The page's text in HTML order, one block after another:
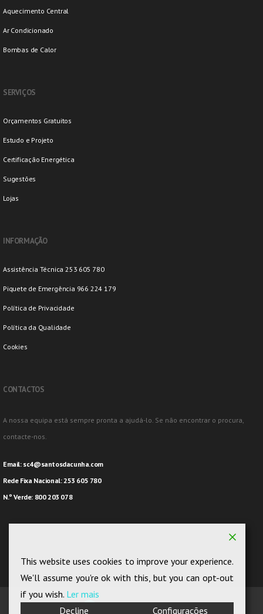
Aquecimento Central
Ar Condicionado
Bombas de Calor
SERVIÇOS
Orçamentos Gratuitos
Estudo e Projeto
Certificação Energética
Sugestões
Lojas
INFORMAÇÃO
Assistência Técnica 253 605 780
Piquete de Emergência 966 224 179
Política de Privacidade
Política da Qualidade
Cookies
CONTACTOS
A nossa equipa está sempre pronta a ajudá-lo. Se não encontrar o procura,
contacte-nos.
Email: sc4@santosdacunha.com
Rede Fixa Nacional: 253 605 780
N.º Verde: 800 203 078
This website uses cookies to improve your experience.
We'll assume you're ok with this, but you can opt-out
if you wish. Ler mais
Decline
Configurações